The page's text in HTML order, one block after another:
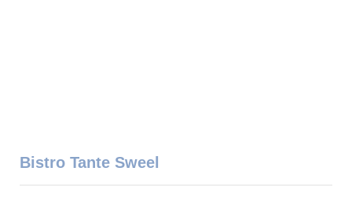
Bistro Tante Sweel